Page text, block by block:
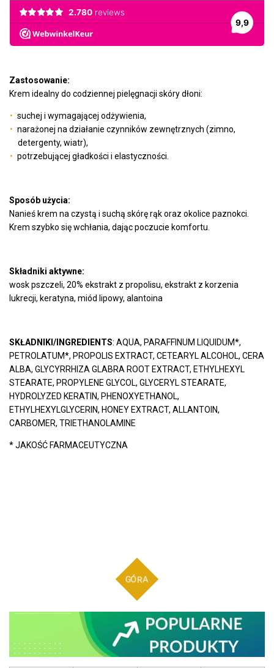
Zastosowanie:
Krem idealny do codziennej pielęgnacji skóry dłoni:
suchej i wymagającej odżywienia,
narażonej na działanie czynników zewnętrznych (zimno,
detergenty, wiatr),
potrzebującej gładkości i elastyczności.
Sposób użycia:
Nanieś krem na czystą i suchą skórę rąk oraz okolice paznokci.
Krem szybko się wchłania, dając poczucie komfortu.
Składniki aktywne:
wosk pszczeli, 20% ekstrakt z propolisu, ekstrakt z korzenia
lukrecji, keratyna, miód lipowy, alantoina
SKŁADNIKI/INGREDIENTS: AQUA, PARAFFINUM LIQUIDUM*,
PETROLATUM*, PROPOLIS EXTRACT, CETEARYL ALCOHOL, CERA
ALBA, GLYCYRRHIZA GLABRA ROOT EXTRACT, ETHYLHEXYL
STEARATE, PROPYLENE GLYCOL, GLYCERYL STEARATE,
HYDROLYZED KERATIN, PHENOXYETHANOL,
ETHYLHEXYLGLYCERIN, HONEY EXTRACT, ALLANTOIN,
CARBOMER, TRIETHANOLAMINE
* JAKOŚĆ FARMACEUTYCZNA
GÓRA